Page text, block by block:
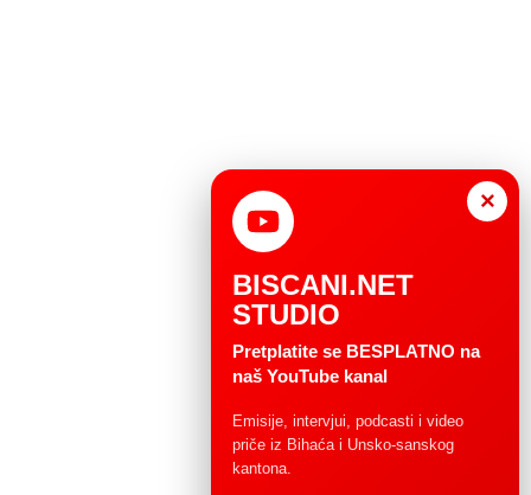
×
BISCANI.NET
STUDIO
Pretplatite se BESPLATNO na
naš YouTube kanal
Emisije, intervjui, podcasti i video
priče iz Bihaća i Unsko-sanskog
kantona.